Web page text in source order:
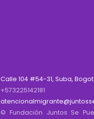
Calle 104 #54-31, Suba,
+573225142181
© Fundación Juntos Se